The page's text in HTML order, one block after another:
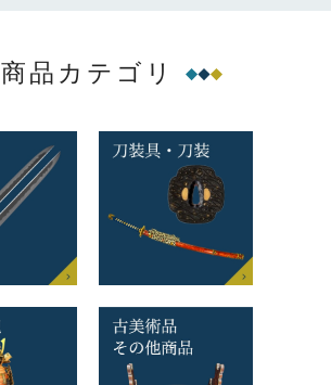
商品カテゴリ